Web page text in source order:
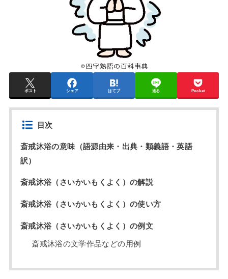
ポスト シェア はてブ 送る Pocket
目次
斎戒沐浴の意味（語源由来・出典・類義語・英語
訳）
斎戒沐浴（さいかいもくよく）の解説
斎戒沐浴（さいかいもくよく）の使い方
斎戒沐浴（さいかいもくよく）の例文
斎戒沐浴の文学作品などの用例